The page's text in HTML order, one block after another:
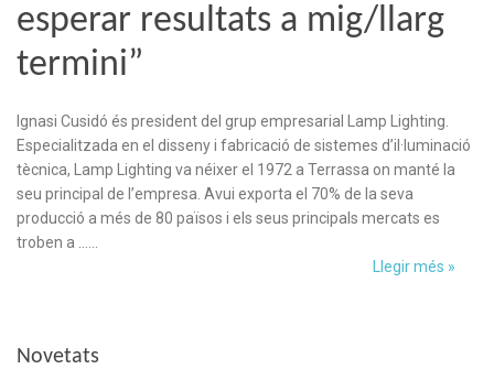
esperar resultats a mig/llarg
termini”
Ignasi Cusidó és president del grup empresarial Lamp Lighting.
Especialitzada en el disseny i fabricació de sistemes d’il·luminació
tècnica, Lamp Lighting va néixer el 1972 a Terrassa on manté la
seu principal de l’empresa. Avui exporta el 70% de la seva
producció a més de 80 països i els seus principals mercats es
troben a ……
Llegir més »
Novetats